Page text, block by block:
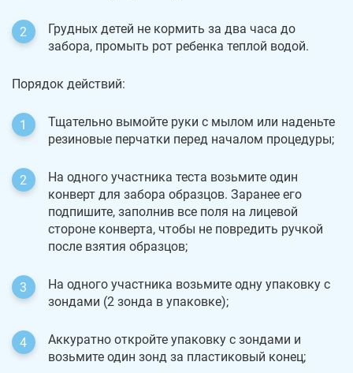
Грудных детей не кормить за два часа до
забора, промыть рот ребенка теплой водой.
Порядок действий:
Тщательно вымойте руки с мылом или наденьте
резиновые перчатки перед началом процедуры;
На одного участника теста возьмите один
конверт для забора образцов. Заранее его
подпишите, заполнив все поля на лицевой
стороне конверта, чтобы не повредить ручкой
после взятия образцов;
На одного участника возьмите одну упаковку с
зондами (2 зонда в упаковке);
Аккуратно откройте упаковку с зондами и
возьмите один зонд за пластиковый конец;